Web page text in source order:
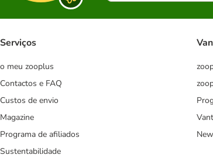
Serviços
o meu zooplus
Contactos e FAQ
Custos de envio
Magazine
Programa de afiliados
Sustentabilidade